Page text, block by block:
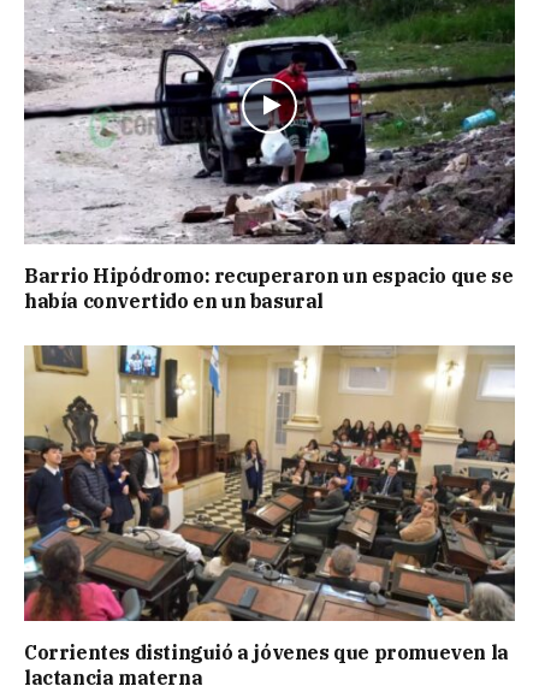
Barrio Hipódromo: recuperaron un espacio que se
había convertido en un basural
Corrientes distinguió a jóvenes que promueven la
lactancia materna